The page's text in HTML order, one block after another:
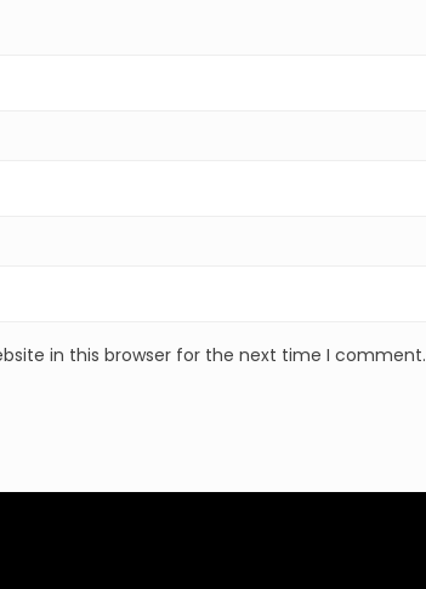
in this browser for the next time I comment.